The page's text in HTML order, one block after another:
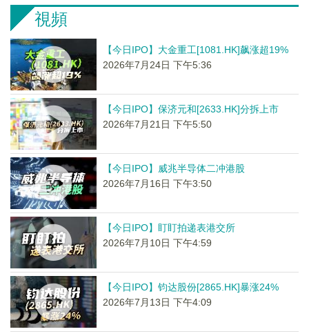
視頻
【今日IPO】大金重工[1081.HK]飙涨超19%
2026年7月24日 下午5:36
【今日IPO】保济元和[2633.HK]分拆上市
2026年7月21日 下午5:50
【今日IPO】威兆半导体二冲港股
2026年7月16日 下午3:50
【今日IPO】盯盯拍递表港交所
2026年7月10日 下午4:59
【今日IPO】钧达股份[2865.HK]暴涨24%
2026年7月13日 下午4:09